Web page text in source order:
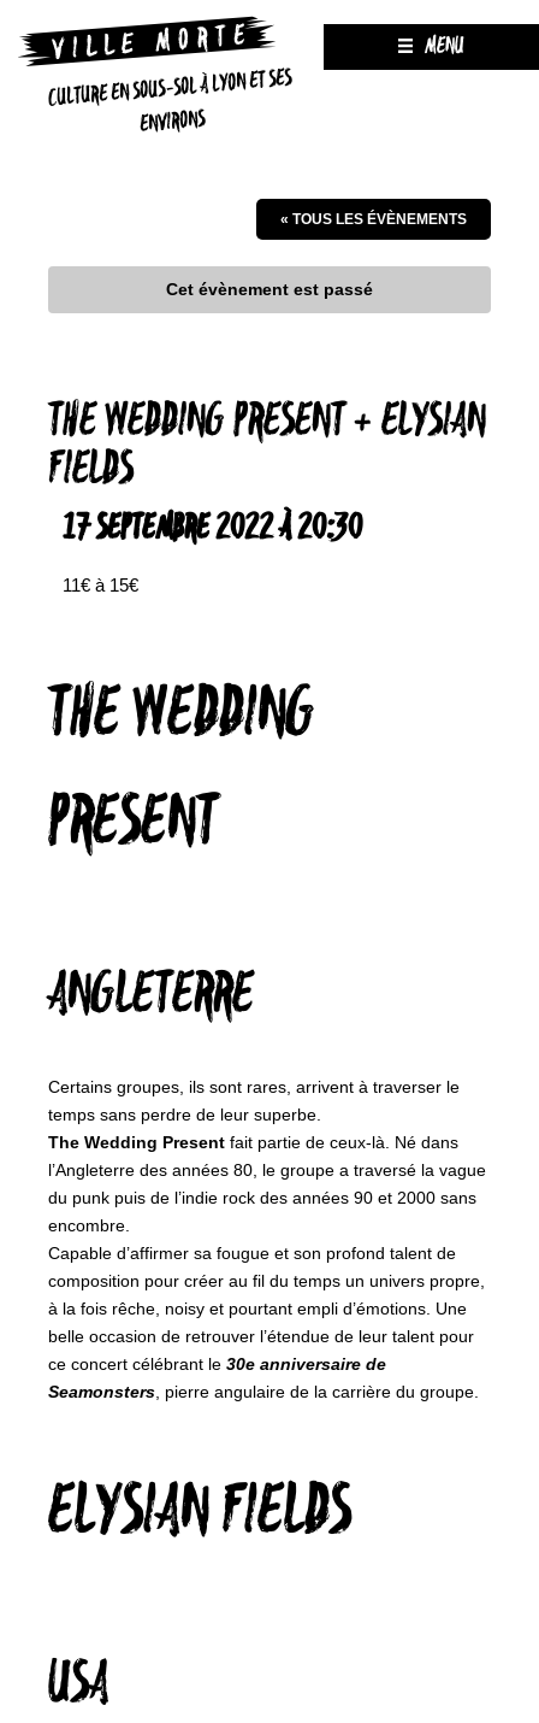
CULTURE EN SOUS-SOL À LYON ET SES
ENVIRONS
MENU
« TOUS LES ÉVÈNEMENTS
Cet évènement est passé
THE WEDDING PRESENT + ELYSIAN
FIELDS
17 SEPTEMBRE 2022 À 20:30
11€ à 15€
THE WEDDING
PRESENT
ANGLETERRE
Certains groupes, ils sont rares, arrivent à traverser le
temps sans perdre de leur superbe.
The Wedding Present fait partie de ceux-là. Né dans
l’Angleterre des années 80, le groupe a traversé la vague
du punk puis de l’indie rock des années 90 et 2000 sans
encombre.
Capable d’affirmer sa fougue et son profond talent de
composition pour créer au fil du temps un univers propre,
à la fois rêche, noisy et pourtant empli d’émotions. Une
belle occasion de retrouver l’étendue de leur talent pour
ce concert célébrant le 30e anniversaire de
Seamonsters , pierre angulaire de la carrière du groupe.
ELYSIAN FIELDS
USA